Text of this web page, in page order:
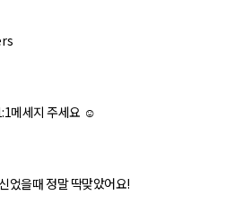
메세지 주세요 ☺️
었을때 정말 딱맞았어요!